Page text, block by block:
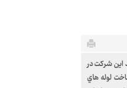
اين شرکت در
لوله هاي